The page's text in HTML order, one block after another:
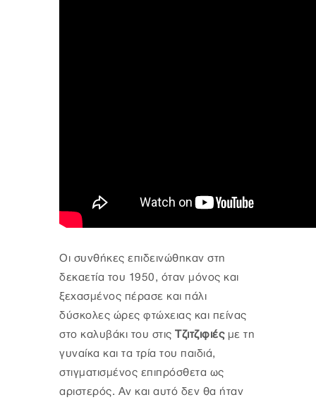
Οι συνθήκες επιδεινώθηκαν στη
δεκαετία του 1950, όταν μόνος και
ξεχασμένος πέρασε και πάλι
δύσκολες ώρες φτώχειας και πείνας
στο καλυβάκι του στις Τζιτζιφιέςμε τη
γυναίκα και τα τρία του παιδιά,
στιγματισμένος επιπρόσθετα ως
αριστερός. Αν και αυτό δεν θα ήταν